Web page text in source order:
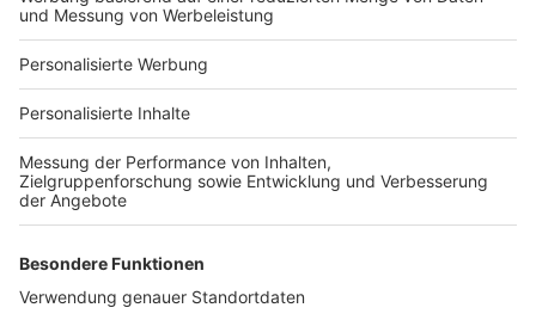
Für Unternehmen
Ihre Baufirma auf bauen.de
Kostenloses Infogespräch